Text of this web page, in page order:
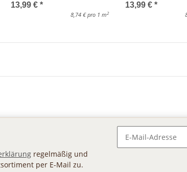
13,99 € *
8,74 € pro 1 m2
13,99 € *
regelmäßig und
per E-Mail zu.